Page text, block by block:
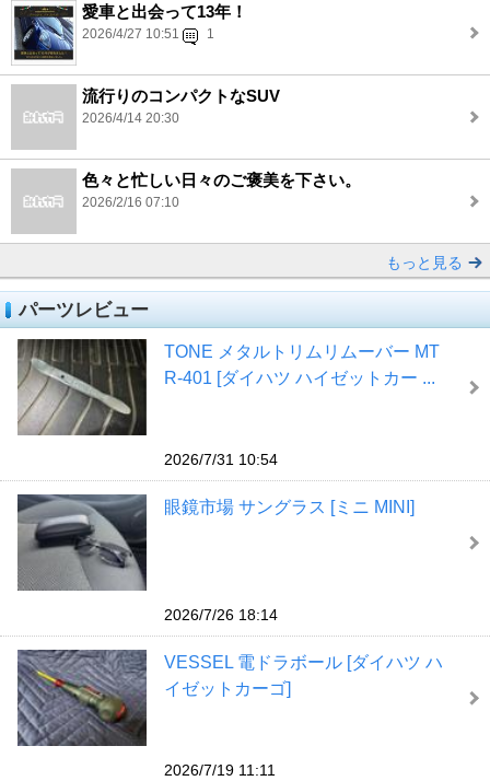
愛車と出会って13年！
2026/4/27 10:51 1
流行りのコンパクトなSUV
2026/4/14 20:30
色々と忙しい日々のご褒美を下さい。
2026/2/16 07:10
もっと見る
パーツレビュー
TONE メタルトリムリムーバー MT
R-401 [ダイハツ ハイゼットカー ...
2026/7/31 10:54
眼鏡市場 サングラス [ミニ MINI]
2026/7/26 18:14
VESSEL 電ドラボール [ダイハツ ハ
イゼットカーゴ]
2026/7/19 11:11